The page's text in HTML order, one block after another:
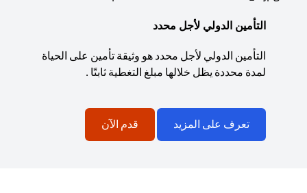
التأمين الدولي لأجل محدد
التأمين الدولي لأجل محدد هو وثيقة تأمين على الحياة
لمدة محددة يظل خلالها مبلغ التغطية ثابتًا .
تعرف على المزيد قدم الآن